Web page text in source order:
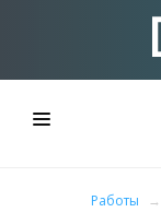
Работы